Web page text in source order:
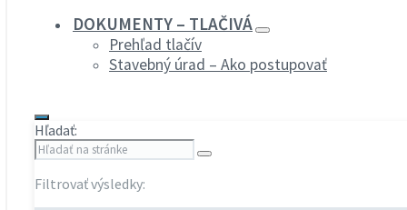
DOKUMENTY – TLAČIVÁ
Prehľad tlačív
Stavebný úrad – Ako postupovať
Hľadať:
Filtrovať výsledky: